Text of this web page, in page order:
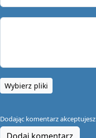
Wybierz pliki
Dodając komentarz akceptujesz